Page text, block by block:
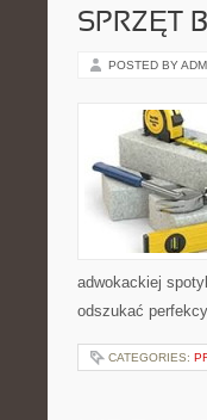
SPRZĘT
POSTED BY
adwokackiej
odszukać
CATEGORIES: